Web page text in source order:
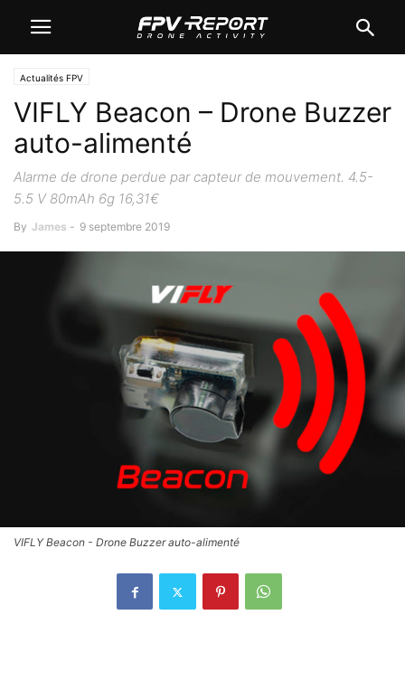
Actualités FPV
VIFLY Beacon – Drone Buzzer
auto-alimenté
Alarme de drone perdue par capteur de mouvement. 4.5-
5.5 V 80mAh 6g 16,31€
By James - 9 septembre 2019
VIFLY Beacon - Drone Buzzer auto-alimenté